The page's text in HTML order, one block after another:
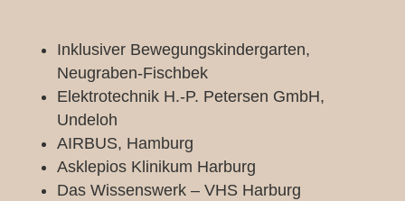
Inklusiver Bewegungskindergarten,
Neugraben-Fischbek
Elektrotechnik H.-P. Petersen GmbH,
Undeloh
AIRBUS, Hamburg
Asklepios Klinikum Harburg
Das Wissenswerk – VHS Harburg